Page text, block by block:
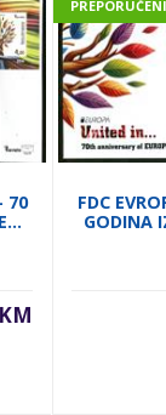
70
PREPORUČENI
FDC
GODINA